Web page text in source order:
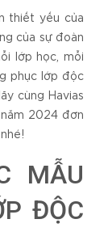
thiết yếu của
của sự đoàn
lớp học, mỗi
phục lớp độc
cùng Havias
2024 đơn
MẪU
ĐỘC